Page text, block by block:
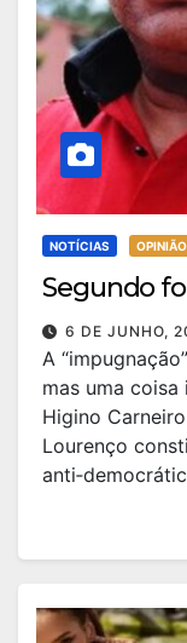
NOTÍCIAS OPINIÃO
Segundo
6 DE JUNHO,
A
mas uma
Higino
Lourenço